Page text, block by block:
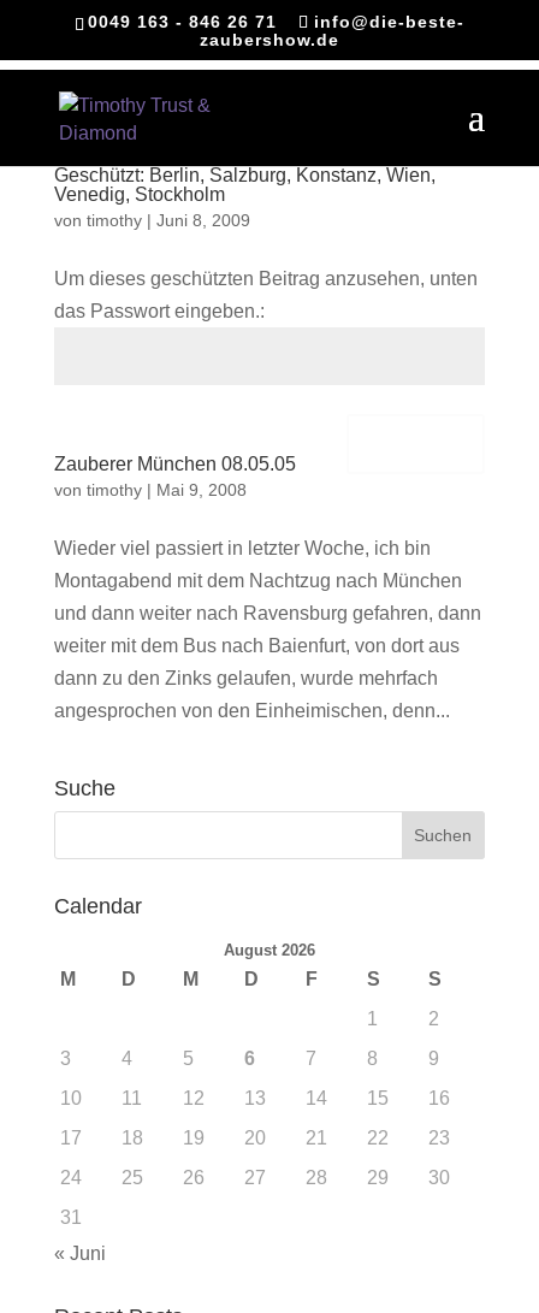
0049 163 - 846 26 71
info@die-beste-
zaubershow.de
Geschützt: Berlin, Salzburg, Konstanz, Wien,
Venedig, Stockholm
von timothy| Juni 8, 2009
Um dieses geschützten Beitrag anzusehen, unten
das Passwort eingeben.:
Zauberer München 08.05.05
von timothy| Mai 9, 2008
Wieder viel passiert in letzter Woche, ich bin
Montagabend mit dem Nachtzug nach München
und dann weiter nach Ravensburg gefahren, dann
weiter mit dem Bus nach Baienfurt, von dort aus
dann zu den Zinks gelaufen, wurde mehrfach
angesprochen von den Einheimischen, denn...
Suche
Calendar
August 2026
M D M D F S
S
1
2
3
4 5 6 7 8
9
10
11 12 13 14 15
16
17
18 19 20 21 22
23
24
25 26 27 28 29
30
31
« Juni